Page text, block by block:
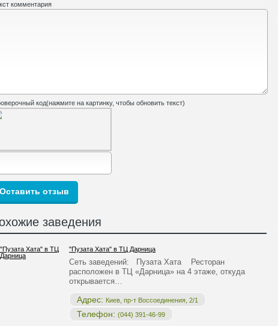
комментария
код(нажмите на картинку, чтобы обновить текст)
заведения
"Пузата Хата" в ТЦ Дарница
Сеть заведений: Пузата Хата Ресторан
расположен в ТЦ «Дарница» на 4 этаже, откуда
открывается…
Адрес: Киев, пр-т Воссоединения, 2/1
Телефон: (044) 391-46-99